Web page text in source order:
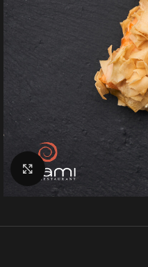
Klik for at forstørre